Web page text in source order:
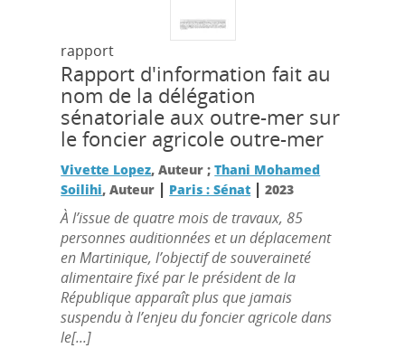
rapport
Rapport d'information fait au
nom de la délégation
sénatoriale aux outre-mer sur
le foncier agricole outre-mer
Vivette Lopez, Auteur ;Thani Mohamed
Soilihi, Auteur | Paris : Sénat |2023
À l’issue de quatre mois de travaux, 85
personnes auditionnées et un déplacement
en Martinique, l’objectif de souveraineté
alimentaire fixé par le président de la
République apparaît plus que jamais
suspendu à l’enjeu du foncier agricole dans
le[...]